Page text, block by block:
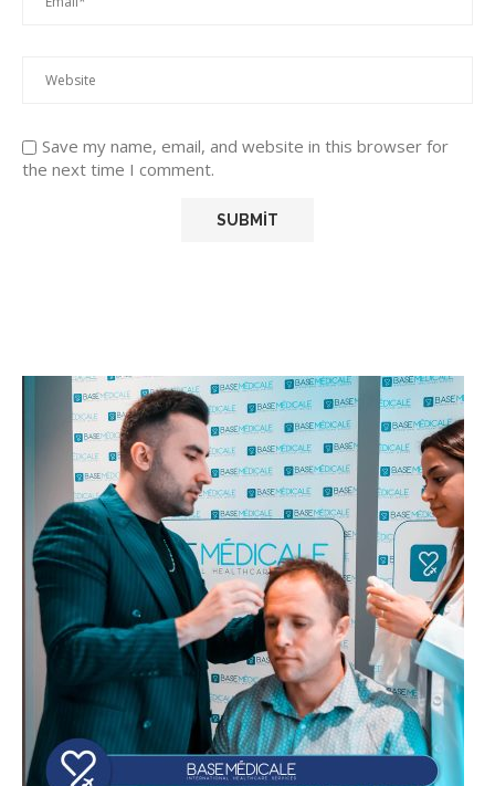
Save my name, email, and website in this browser for
the next time I comment.